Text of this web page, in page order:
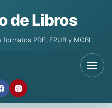
de Libros
PDF, EPUB y MOBI